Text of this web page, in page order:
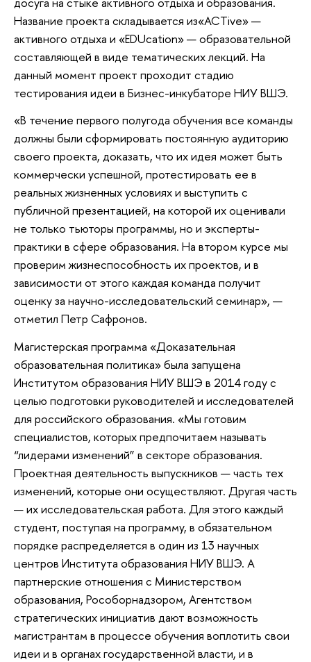
Название проекта складывается из«ACTive» —
активного отдыха и «ЕDUcation» — образовательной
составляющей в виде тематических лекций. На
данный момент проект проходит стадию
тестирования идеи в Бизнес-инкубаторе НИУ ВШЭ.
«В течение первого полугода обучения все команды
должны были сформировать постоянную аудиторию
своего проекта, доказать, что их идея может быть
коммерчески успешной, протестировать ее в
реальных жизненных условиях и выступить с
публичной презентацией, на которой их оценивали
не только тьюторы программы, но и эксперты-
практики в сфере образования. На втором курсе мы
проверим жизнеспособность их проектов, и в
зависимости от этого каждая команда получит
оценку за научно-исследовательский семинар», —
отметил Петр Сафронов.
Магистерская программа «Доказательная
образовательная политика» была запущена
Институтом образования НИУ ВШЭ в 2014 году с
целью подготовки руководителей и исследователей
для российского образования. «Мы готовим
специалистов, которых предпочитаем называть
“лидерами изменений” в секторе образования.
Проектная деятельность выпускников — часть тех
изменений, которые они осуществляют. Другая часть
— их исследовательская работа. Для этого каждый
студент, поступая на программу, в обязательном
порядке распределяется в один из 13 научных
центров Института образования НИУ ВШЭ. А
партнерские отношения с Министерством
образования, Рособорнадзором, Агентством
стратегических инициатив дают возможность
магистрантам в процессе обучения воплотить свои
идеи и в органах государственной власти, и в